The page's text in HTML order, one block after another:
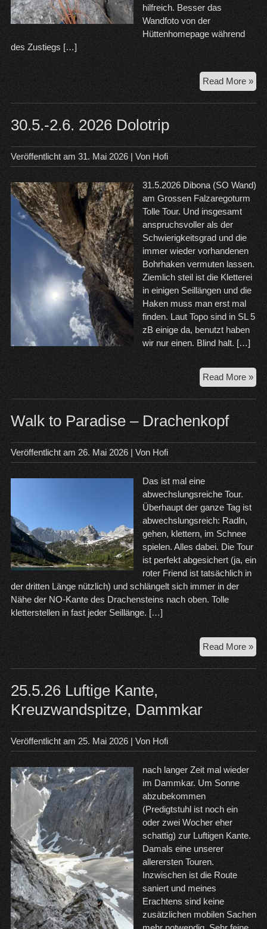
hilfreich. Besser das
Wandfoto von der
Hüttenhomepage während
des Zustiegs […]
Read More »
30.5.-2.6. 2026 Dolotrip
Veröffentlicht am 31. Mai 2026| Von Hofi
31.5.2026 Dibona (SO Wand)
am Grossen Falzaregoturm
Tolle Tour. Und insgesamt
anspruchsvoller als der
Schwierigkeitsgrad und die
immer wieder vorhandenen
Bohrhaken vermuten lassen.
Ziemlich steil ist die Kletterei
in einigen Seillängen und die
Haken muss man erst mal
finden. Laut Topo sind in SL 5
zB einige da, benutzt haben
wir nur einen. Blind halt. […]
Read More »
Walk to Paradise – Drachenkopf
Veröffentlicht am 26. Mai 2026| Von Hofi
Das ist mal eine
abwechslungsreiche Tour.
Überhaupt der ganze Tag ist
abwechslungsreich: Radln,
gehen, klettern, im Schnee
spielen. Alles dabei. Die Tour
ist perfekt abgesichert (ja, ein
roter Friend ist tatsächlich in
der dritten Länge nützlich) und schlängelt sich immer in der
Nähe der NO-Kante des Drachensteins nach oben. Tolle
kletterstellen in fast jeder Seillänge. […]
Read More »
to
25.5.26 Luftige Kante,
Kreuzwandspitze, Dammkar
Veröffentlicht am 25. Mai 2026| Von Hofi
nach langer Zeit mal wieder
im Dammkar. Um Sonne
abzubekommen
(Predigtstuhl ist noch ein
oder zwei Wocher eher
schattig) zur Luftigen Kante.
Damals eine unserer
allerersten Touren.
Inzwischen ist die Route
saniert und meines
Erachtens sind keine
zusätzlichen mobilen Sachen